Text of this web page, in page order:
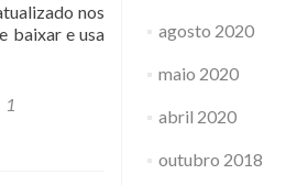
nos
baixar e usa
1
agosto 2020
maio 2020
abril 2020
outubro 2018